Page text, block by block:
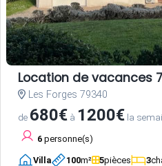
Location de vacances
Les Forges 79340
de 680€ à 1200€ la
6 personne(s)
Villa 100m² 5pièces 3